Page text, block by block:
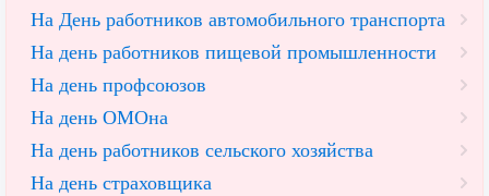
На День работников автомобильного транспорта
На день работников пищевой промышленности
На день профсоюзов
На день ОМОна
На день работников сельского хозяйства
На день страховщика